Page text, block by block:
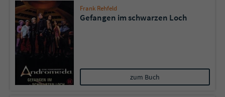
Frank Rehfeld
Gefangen im schwarzen Loch
zum Buch